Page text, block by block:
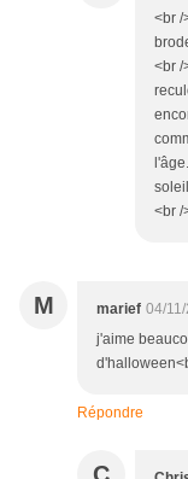
<br /
<br /
<br /
M marief 04/
j'aime
Répondre